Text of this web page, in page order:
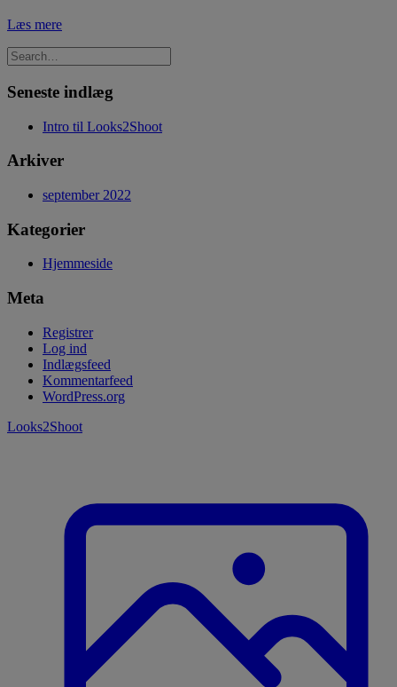
Læs mere
Seneste indlæg
Intro til Looks2Shoot
Arkiver
september 2022
Kategorier
Hjemmeside
Meta
Registrer
Log ind
Indlægsfeed
Kommentarfeed
WordPress.org
Looks2Shoot